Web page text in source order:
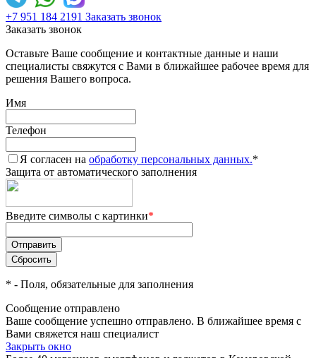
+7 951 184 2191 Заказать звонок
Заказать звонок
Оставьте Ваше сообщение и контактные данные и наши
специалисты свяжутся с Вами в ближайшее рабочее время для
решения Вашего вопроса.
Имя
Телефон
Я согласен на обработку персональных данных.*
Защита от автоматического заполнения
Введите символы с картинки*
* - Поля, обязательные для заполнения
Сообщение отправлено
Ваше сообщение успешно отправлено. В ближайшее время с
Вами свяжется наш специалист
Закрыть окно